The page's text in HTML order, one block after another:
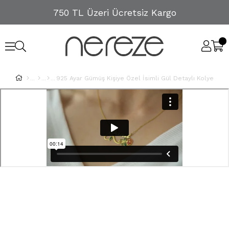
750 TL Üzeri Ücretsiz Kargo
925 Ayar Gümüş Kişiye Özel İsimli Gül Detaylı Kolye